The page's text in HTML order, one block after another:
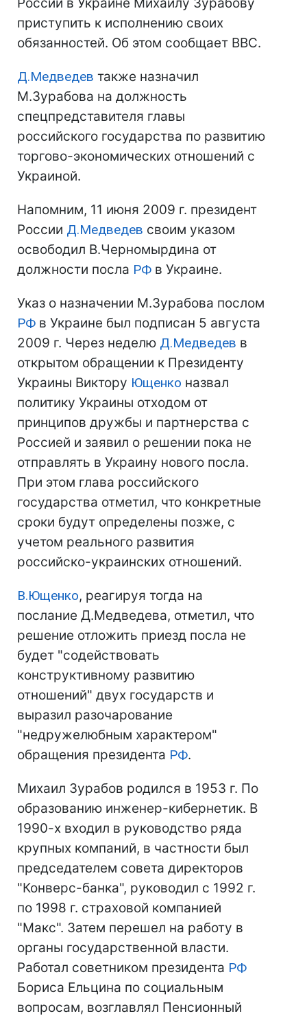
приступить к исполнению своих
обязанностей. Об этом сообщает ВВС.
Д.Медведев также назначил
М.Зурабова на должность
спецпредставителя главы
российского государства по развитию
торгово-экономических отношений с
Украиной.
Напомним, 11 июня 2009 г. президент
России Д.Медведев своим указом
освободил В.Черномырдина от
должности посла РФ в Украине.
Указ о назначении М.Зурабова послом
РФ в Украине был подписан 5 августа
2009 г. Через неделю Д.Медведев в
открытом обращении к Президенту
Украины Виктору Ющенко назвал
политику Украины отходом от
принципов дружбы и партнерства с
Россией и заявил о решении пока не
отправлять в Украину нового посла.
При этом глава российского
государства отметил, что конкретные
сроки будут определены позже, с
учетом реального развития
российско-украинских отношений.
В.Ющенко, реагируя тогда на
послание Д.Медведева, отметил, что
решение отложить приезд посла не
будет "содействовать
конструктивному развитию
отношений" двух государств и
выразил разочарование
"недружелюбным характером"
обращения президента РФ.
Михаил Зурабов родился в 1953 г. По
образованию инженер-кибернетик. В
1990-х входил в руководство ряда
крупных компаний, в частности был
председателем совета директоров
"Конверс-банка", руководил с 1992 г.
по 1998 г. страховой компанией
"Макс". Затем перешел на работу в
органы государственной власти.
Работал советником президента РФ
Бориса Ельцина по социальным
вопросам, возглавлял Пенсионный